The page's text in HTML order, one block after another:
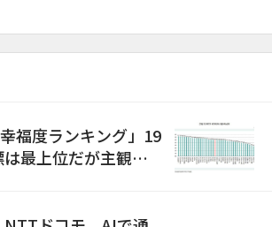
福度ランキング」19
最上位だが主観的